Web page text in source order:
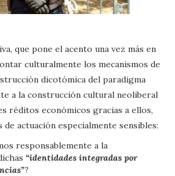
que pone el acento una vez más en
culturalmente los mecanismos de
dicotómica del paradigma
a la construcción cultural neoliberal
réditos económicos gracias a ellos,
de actuación especialmente sensibles:
responsablemente a la
“identidades integradas por
?